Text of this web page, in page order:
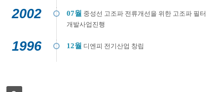
2002 07월 중성선 고조파 전류개선을 위한 고조파 필터
개발사업진행
1996 12월 디엔피 전기산업 창립